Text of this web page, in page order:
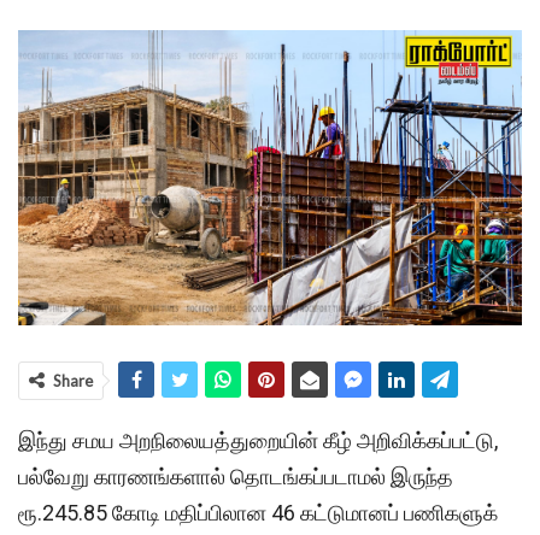
Share
இந்து சமய அறநிலை​யத்​துறை​யின் கீழ் அறிவிக்​கப்​பட்​டு,
பல்​வேறு காரணங்​களால் தொடங்​கப்​ப​டா​மல் இருந்த
ரூ.245.85 கோடி மதிப்​பிலான 46 கட்​டு​மானப் பணி​களுக்​